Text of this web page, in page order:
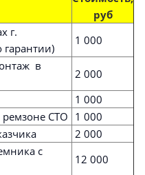
руб
г.
гарантии)
1 000
в
2 000
1 000
СТО 1 000
2 000
с
12 000